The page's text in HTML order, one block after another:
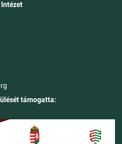
támogatta: